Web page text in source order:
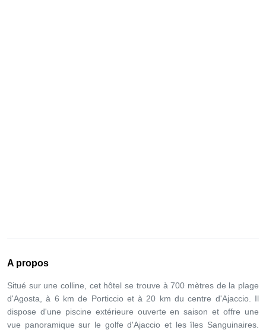
A propos
Situé sur une colline, cet hôtel se trouve à 700 mètres de la plage
d'Agosta, à 6 km de Porticcio et à 20 km du centre d'Ajaccio. Il
dispose d'une piscine extérieure ouverte en saison et offre une
vue panoramique sur le golfe d'Ajaccio et les îles Sanguinaires.